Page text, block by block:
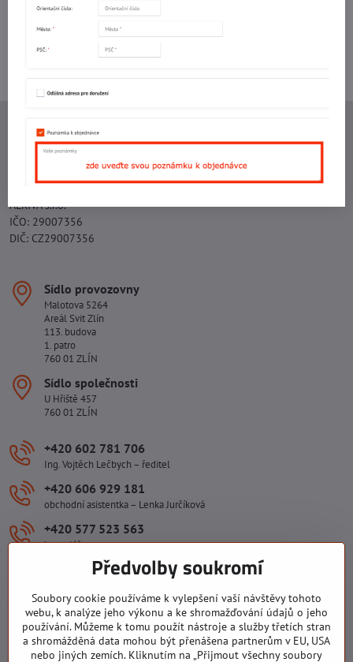
Kontaktujte nás:
+420 577 523 563
Ing. Vojtěch Lečbych - IVL
DIČ: CZ5602130809
ALRIVA s.r.o.
IČO: 29007356
DIČ: CZ29007356
Sídlo provozovny
Malotova 5264
Areál Svit Zlín
113. budova
1. patro
760 01 ZLÍN
Sídlo společnosti
U Hřiště 457
760 01 ZLÍN
+420 602 781 706
Ing. Vojtěch Lečbych – ředitel
+420 606 929 181
obchodní asistentka – Lenka Jurčíková
+420 577 523 563
kancelář
ivlecbych​@seznam​.cz
Důležité odkazy
Předvolby soukromí
Soubory cookie používáme k vylepšení vaší návštěvy tohoto
webu, k analýze jeho výkonu a ke shromažďování údajů o jeho
používání. Můžeme k tomu použít nástroje a služby třetích stran
a shromážděná data mohou být přenášena partnerům v EU, USA
nebo jiných zemích. Kliknutím na „Přijmout všechny soubory